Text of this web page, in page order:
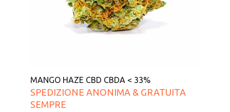
MANGO HAZE CBD CBDA < 33%
SPEDIZIONE ANONIMA & GRATUITA
SEMPRE